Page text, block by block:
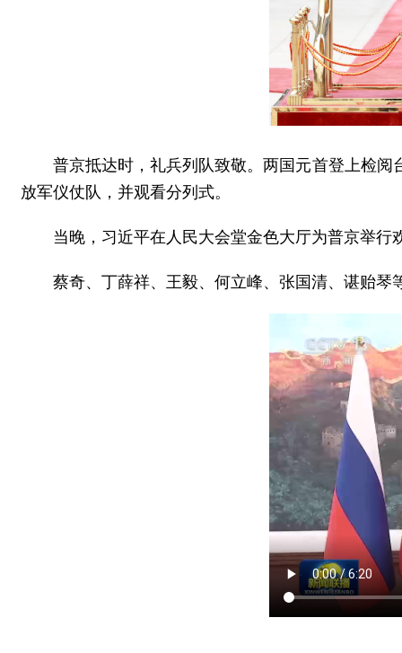
普京抵达时，礼兵列队致敬。两国元首登上检
放军仪仗队，并观看分列式。
当晚，习近平在人民大会堂金色大厅为普京举行
蔡奇、丁薛祥、王毅、何立峰、张国清、谌贻琴